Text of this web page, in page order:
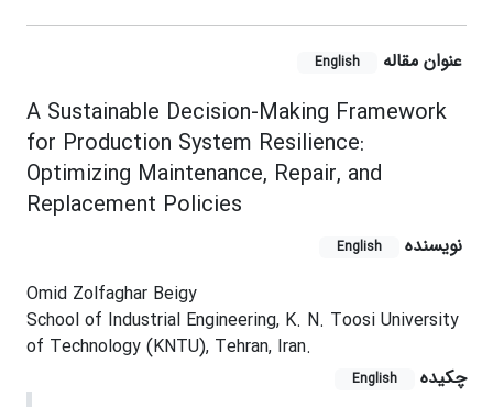
عنوان مقاله English
A Sustainable Decision-Making Framework
for Production System Resilience:
Optimizing Maintenance, Repair, and
Replacement Policies
نویسنده English
Omid Zolfaghar Beigy
School of Industrial Engineering, K. N. Toosi University
of Technology (KNTU), Tehran, Iran.
چکیده
English